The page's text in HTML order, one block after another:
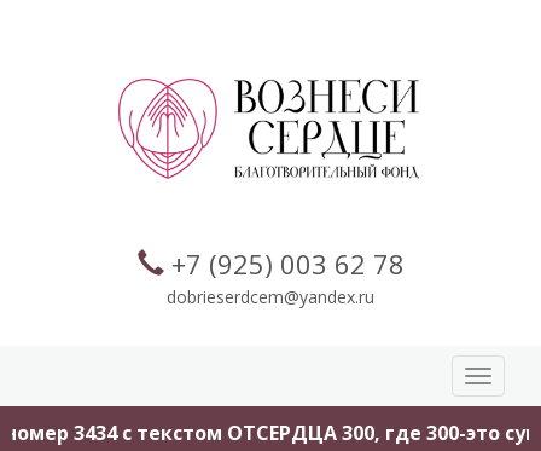
+7 (925) 003 62 78
dobrieserdcem@yandex.ru
Toggle
3434 с текстом ОТСЕРДЦА 300, где 300-это